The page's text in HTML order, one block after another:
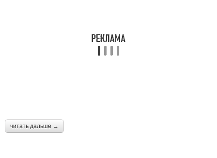
читать дальше →